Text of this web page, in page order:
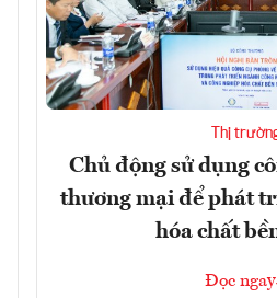
Thị
Chủ động sử dụng
thương mại để phát
hóa chất
Đọc ngay